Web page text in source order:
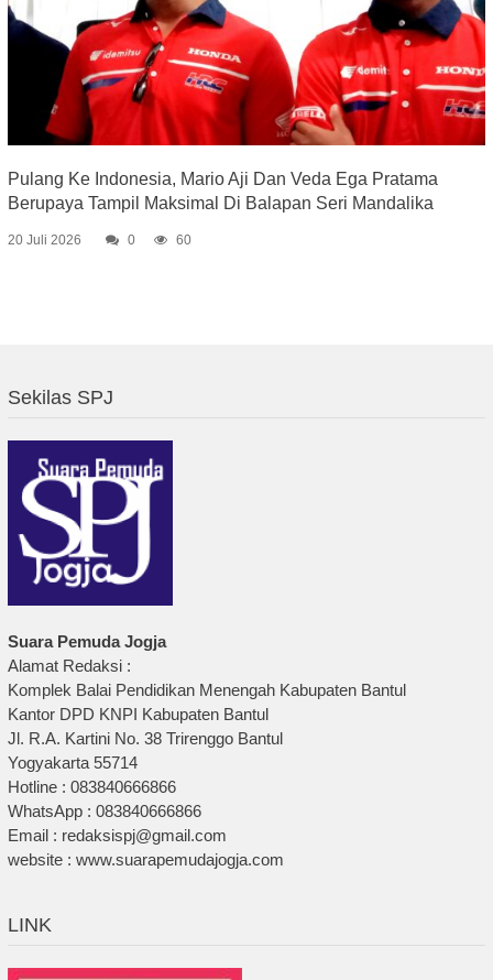
Pulang Ke Indonesia, Mario Aji Dan Veda Ega Pratama
Berupaya Tampil Maksimal Di Balapan Seri Mandalika
20 Juli 2026 0 60
Sekilas SPJ
Suara Pemuda Jogja
Alamat Redaksi :
Komplek Balai Pendidikan Menengah Kabupaten Bantul
Kantor DPD KNPI Kabupaten Bantul
Jl. R.A. Kartini No. 38 Trirenggo Bantul
Yogyakarta 55714
Hotline : 083840666866
WhatsApp : 083840666866
Email : redaksispj@gmail.com
website : www.suarapemudajogja.com
LINK